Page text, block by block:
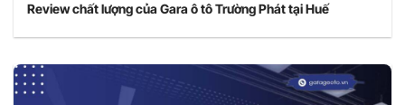
Review chất lượng của Gara ô tô Trường Phát tại Huế